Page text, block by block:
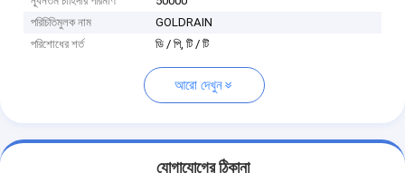
পরিচিতিমুলক নাম
GOLDRAIN
পরিশোধের শর্ত
ডি / পি, টি / টি
আরো দেখুন
যোগাযোগের ঠিকানা